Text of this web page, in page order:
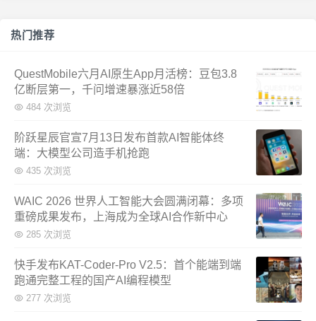
热门推荐
QuestMobile六月AI原生App月活榜：豆包3.8
亿断层第一，千问增速暴涨近58倍
484 次浏览
阶跃星辰官宣7月13日发布首款AI智能体终
端：大模型公司造手机抢跑
435 次浏览
WAIC 2026 世界人工智能大会圆满闭幕：多项
重磅成果发布，上海成为全球AI合作新中心
285 次浏览
快手发布KAT-Coder-Pro V2.5：首个能端到端
跑通完整工程的国产AI编程模型
277 次浏览